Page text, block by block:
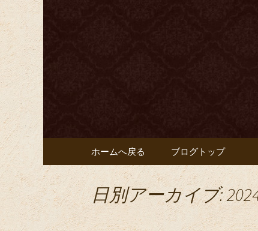
豊田市
バー「
コンテンツへ移動
ホームへ戻る ブログトップ
日別アーカイブ: